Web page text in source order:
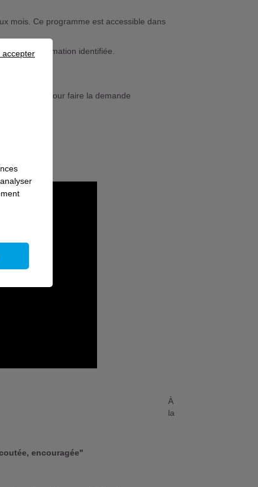
mois. Ce programme est accessible dans
de formation identifiée.
emploi pour faire la demande
encouragée"
À
la
accepter